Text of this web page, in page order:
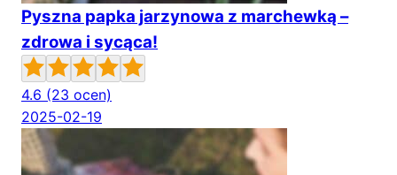
Pyszna papka jarzynowa z marchewką –
zdrowa i sycąca!
4.6 (23 ocen)
2025-02-19